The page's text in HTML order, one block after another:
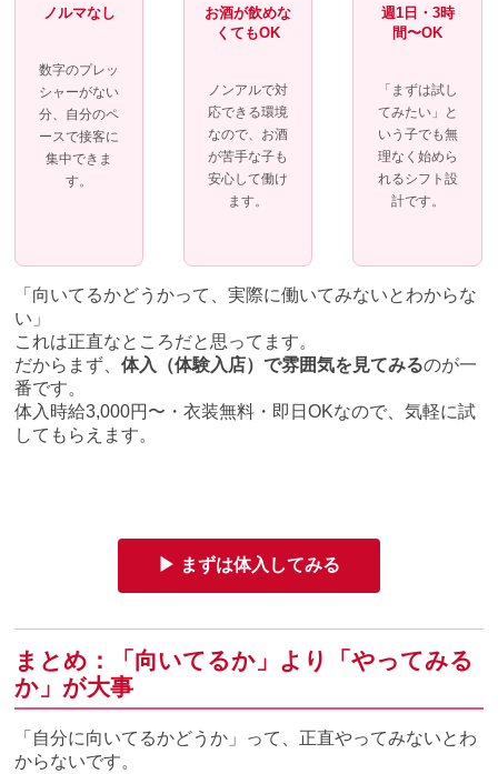
ノルマなし
数字のプレッ
シャーがない
分、自分のペ
ースで接客に
集中できま
す。
お酒が飲めな
くてもOK
ノンアルで対
応できる環境
なので、お酒
が苦手な子も
安心して働け
ます。
週1日・3時
間〜OK
「まずは試し
てみたい」と
いう子でも無
理なく始めら
れるシフト設
計です。
「向いてるかどうかって、実際に働いてみないとわからな
い」
これは正直なところだと思ってます。
だからまず、体入（体験入店）で雰囲気を見てみるのが一
番です。
体入時給3,000円〜・衣装無料・即日OKなので、気軽に試
してもらえます。
▶ まずは体入してみる
まとめ：「向いてるか」より「やってみる
か」が大事
「自分に向いてるかどうか」って、正直やってみないとわ
からないです。